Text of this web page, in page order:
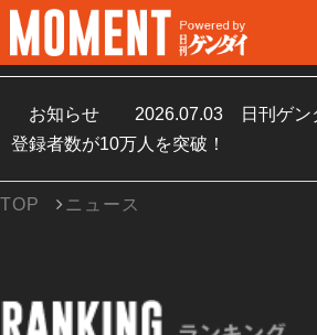
お知らせ 2026.07.03
日刊ゲ
登録者数が10万人を突破！
TOP ニュース